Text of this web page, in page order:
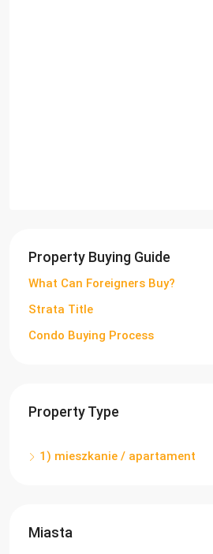
Property Buying Guide
What Can Foreigners Buy?
Strata Title
Condo Buying Process
Property Type
1) mieszkanie / apartament
Miasta